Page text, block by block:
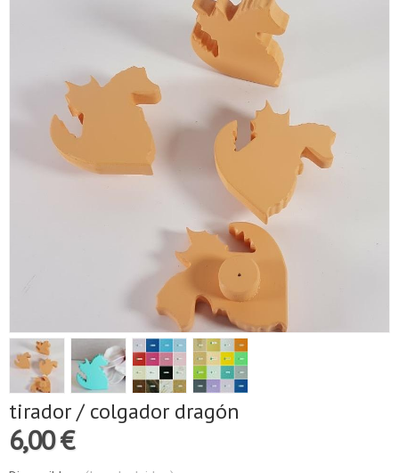
tirador / colgador dragón
6,00 €